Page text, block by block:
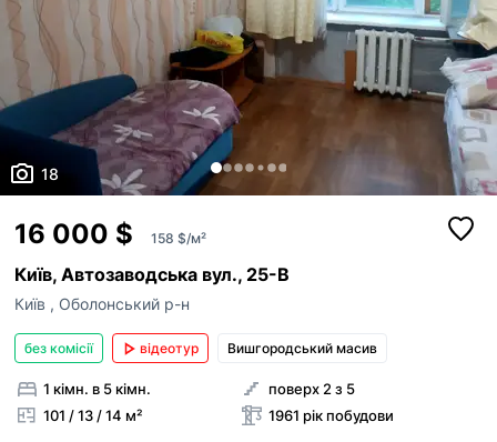
18
16 000 $ 158 $/м²
Київ, Автозаводська вул., 25-В
Київ , Оболонський р-н
без комісії відеотур Вишгородський масив
1 кімн. в 5 кімн.
101 / 13 / 14 м²
поверх 2 з 5
1961 рік побудови